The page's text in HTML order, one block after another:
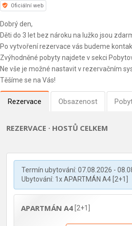
Oficiální web
Dobrý den,
Děti do 3 let bez nároku na lužko jsou
Po vytvoření rezervace vás budeme
Zvýhodněné pobyty najdete v sekci
Ne vše je možné nastavit v rezervačním
Těšíme se na Vás!
Rezervace Obsazenost
REZERVACE · HOSTŮ CELKEM
Termín ubytování: 07.08.2026 -
Ubytování: 1x APARTMÁN A4 [2+1]
APARTMÁN A4 [2+1]